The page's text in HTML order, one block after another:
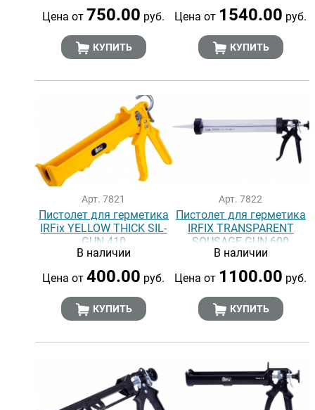
Цена от 750.00 руб.
КУПИТЬ
Цена от 1540.00 руб.
КУПИТЬ
Арт. 7821
Пистолет для герметика
IRFix YELLOW THICK SIL-
GUN 410
В наличии
Цена от400.00 руб.
КУПИТЬ
Арт. 7822
Пистолет для герметика
IRFIX TRANSPARENT
SOUSAGE GUN 600
В наличии
Цена от 1100.00 руб.
КУПИТЬ